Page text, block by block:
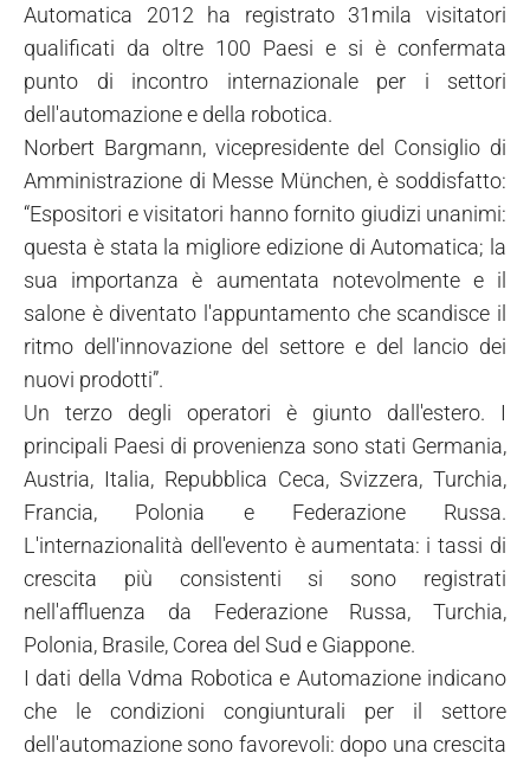
Automatica 2012 ha registrato 31mila visitatori
qualificati da oltre 100 Paesi e si è confermata
punto di incontro internazionale per i settori
dell'automazione e della robotica.
Norbert Bargmann, vicepresidente del Consiglio di
Amministrazione di Messe München, è soddisfatto:
“Espositori e visitatori hanno fornito giudizi unanimi:
questa è stata la migliore edizione di Automatica; la
sua importanza è aumentata notevolmente e il
salone è diventato l'appuntamento che scandisce il
ritmo dell'innovazione del settore e del lancio dei
nuovi prodotti”.
Un terzo degli operatori è giunto dall'estero. I
principali Paesi di provenienza sono stati Germania,
Austria, Italia, Repubblica Ceca, Svizzera, Turchia,
Francia, Polonia e Federazione Russa.
L'internazionalità dell'evento è aumentata: i tassi di
crescita più consistenti si sono registrati
nell'affluenza da Federazione Russa, Turchia,
Polonia, Brasile, Corea del Sud e Giappone.
I dati della Vdma Robotica e Automazione indicano
che le condizioni congiunturali per il settore
dell'automazione sono favorevoli: dopo una crescita